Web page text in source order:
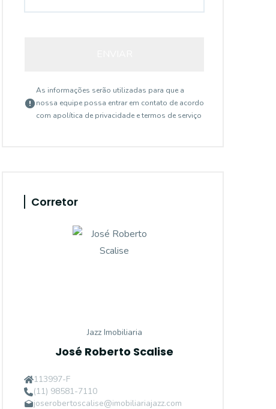
As informações serão utilizadas para que a
nossa equipe possa entrar em contato de acordo
com apolítica de privacidade e termos de serviço
Corretor
Jazz Imobiliaria
José Roberto Scalise
113997-F
(11) 98581-7110
joserobertoscalise@imobiliariajazz.com